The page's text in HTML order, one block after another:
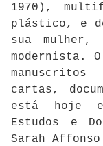
1970),
plástico, e
sua mulher,
modernista.
cartas,
está hoje
Estudos e
Sarah Affonso